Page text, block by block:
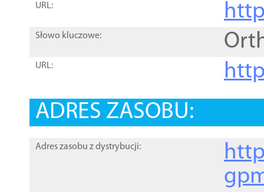
URL:
Słowo kluczowe:
URL:
ADRES ZASOBU:
Adres zasobu z dystrybucji: